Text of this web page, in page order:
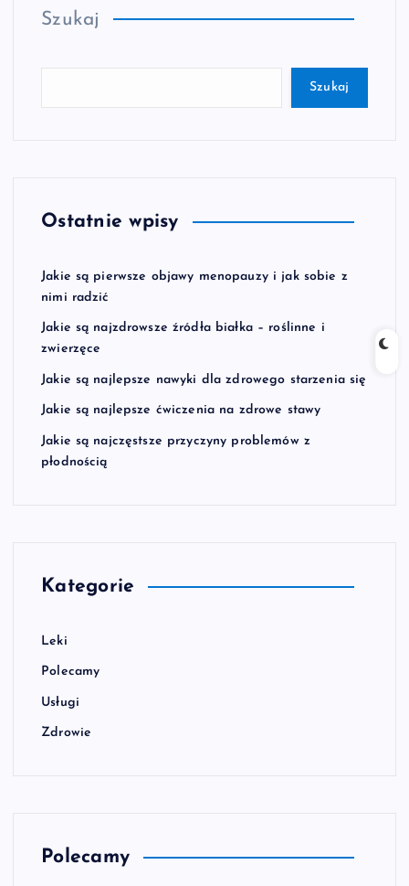
Szukaj
Szukaj
Ostatnie wpisy
Jakie są pierwsze objawy menopauzy i jak sobie z
nimi radzić
Jakie są najzdrowsze źródła białka – roślinne i
zwierzęce
Jakie są najlepsze nawyki dla zdrowego starzenia się
Jakie są najlepsze ćwiczenia na zdrowe stawy
Jakie są najczęstsze przyczyny problemów z
płodnością
Kategorie
Leki
Polecamy
Usługi
Zdrowie
Polecamy